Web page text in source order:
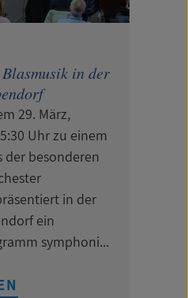
in der
29. März,
Uhr zu einem
der besonderen
in der
ein
symphoni...